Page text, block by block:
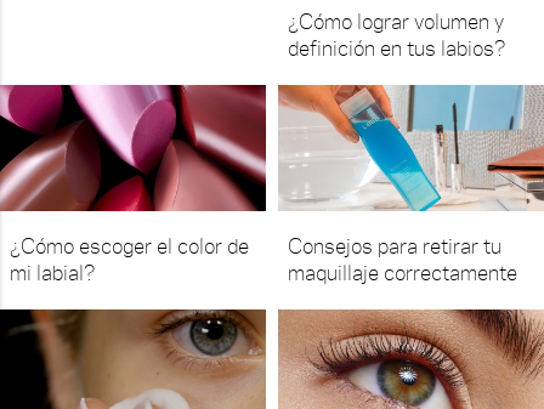
¿Cómo lograr volumen y
definición en tus labios?
¿Cómo escoger el color de
mi labial?
Consejos para retirar tu
maquillaje correctamente